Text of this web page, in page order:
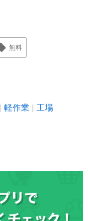
無料
軽作業 工場